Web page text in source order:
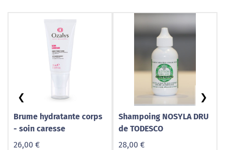
Brume hydratante corps
- soin caresse
26,00 €
Shampoing NOSYLA DRU
de TODESCO
28,00 €
❮ ❯